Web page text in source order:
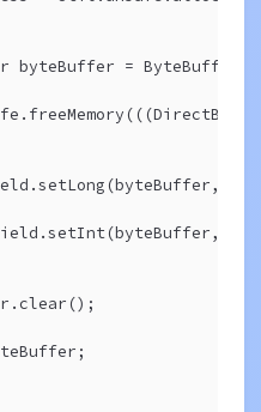
byteBuffer =